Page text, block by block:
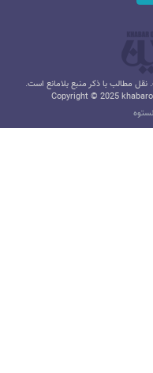
مطالب با ذکر منبع بلامانع است.
Copyright © 2025